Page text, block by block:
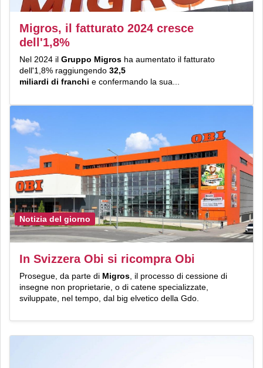
Migros, il fatturato 2024 cresce
dell'1,8%
Nel 2024 il Gruppo Migros ha aumentato il fatturato
dell'1,8% raggiungendo 32,5
miliardi di franchi e confermando la sua...
Notizia del giorno
In Svizzera Obi si ricompra Obi
Prosegue, da parte di Migros , il processo di cessione di
insegne non proprietarie, o di catene specializzate,
sviluppate, nel tempo, dal big elvetico della Gdo.